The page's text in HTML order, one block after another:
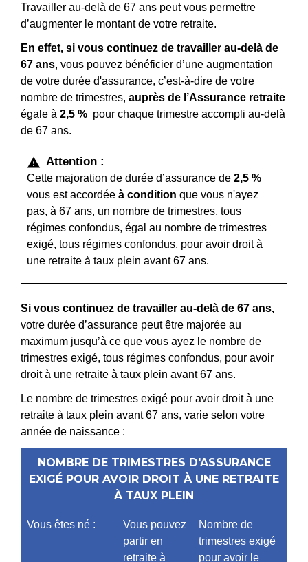
Travailler au-delà de 67 ans peut vous permettre
d’augmenter le montant de votre retraite.
En effet, si vous continuez de travailler au-delà de
67 ans, vous pouvez bénéficier d’une augmentation
de votre durée d'assurance, c’est-à-dire de votre
nombre de trimestres, auprès de l’Assurance retraite
égale à 2,5 % pour chaque trimestre accompli au-delà
de 67 ans.
warning Attention :
Cette majoration de durée d’assurance de 2,5 %
vous est accordée à condition que vous n'ayez
pas, à 67 ans, un nombre de trimestres, tous
régimes confondus, égal au nombre de trimestres
exigé, tous régimes confondus, pour avoir droit à
une retraite à taux plein avant 67 ans.
Si vous continuez de travailler au-delà de 67 ans,
votre durée d’assurance peut être majorée au
maximum jusqu’à ce que vous ayez le nombre de
trimestres exigé, tous régimes confondus, pour avoir
droit à une retraite à taux plein avant 67 ans.
Le nombre de trimestres exigé pour avoir droit à une
retraite à taux plein avant 67 ans, varie selon votre
année de naissance :
NOMBRE DE TRIMESTRES D'ASSURANCE
EXIGÉ POUR AVOIR DROIT À UNE RETRAITE
À TAUX PLEIN
Vous êtes né :
Vous pouvez
partir en
retraite à
Nombre de
trimestres exigé
pour avoir le